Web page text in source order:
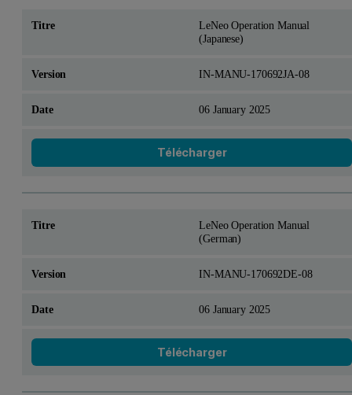
LeNeo Operation Manual
(Japanese)
IN-MANU-170692JA-08
06 January 2025
Télécharger
LeNeo Operation Manual
(German)
IN-MANU-170692DE-08
06 January 2025
Télécharger